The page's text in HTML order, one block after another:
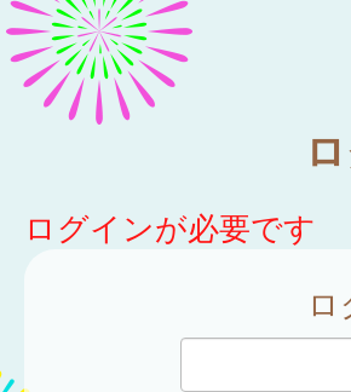
ログインが必要です